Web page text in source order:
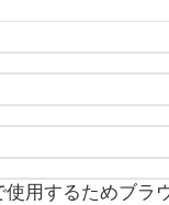
用するためブラ